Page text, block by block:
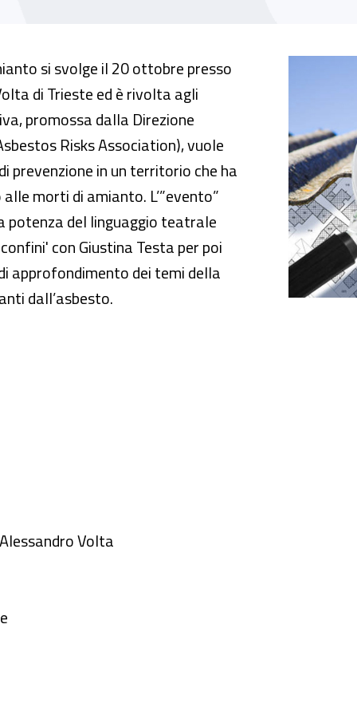
un problema complesso
si svolge il 20 ottobre presso
di Trieste ed è rivolta agli
promossa dalla Direzione
Risks Association), vuole
prevenzione in un territorio che ha
morti di amianto. L’”evento”
del linguaggio teatrale
con Giustina Testa per poi
approfondimento dei temi della
dall’asbesto.
Volta